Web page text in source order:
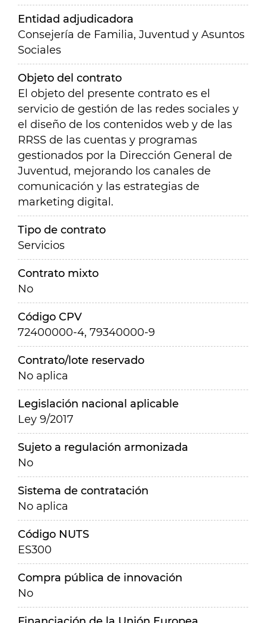
Entidad adjudicadora
Consejería de Familia, Juventud y Asuntos
Sociales
Objeto del contrato
El objeto del presente contrato es el
servicio de gestión de las redes sociales y
el diseño de los contenidos web y de las
RRSS de las cuentas y programas
gestionados por la Dirección General de
Juventud, mejorando los canales de
comunicación y las estrategias de
marketing digital.
Tipo de contrato
Servicios
Contrato mixto
No
Código CPV
72400000-4, 79340000-9
Contrato/lote reservado
No aplica
Legislación nacional aplicable
Ley 9/2017
Sujeto a regulación armonizada
No
Sistema de contratación
No aplica
Código NUTS
ES300
Compra pública de innovación
No